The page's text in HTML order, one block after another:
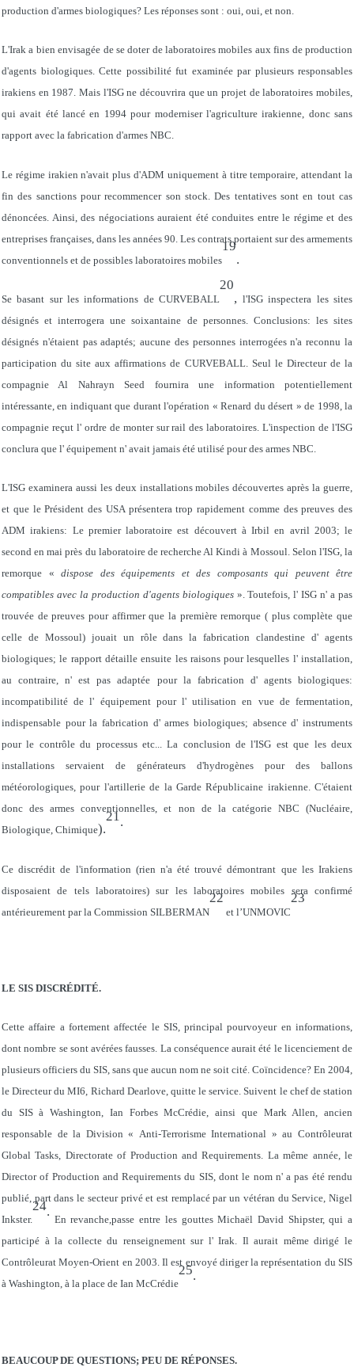
production d'armes biologiques? Les réponses sont : oui, oui, et non.
L'Irak a bien envisagée de se doter de laboratoires mobiles aux fins de production
d'agents biologiques. Cette possibilité fut examinée par plusieurs responsables
irakiens en 1987. Mais l'ISG ne découvrira que un projet de laboratoires mobiles,
qui avait été lancé en 1994 pour moderniser l'agriculture irakienne, donc sans
rapport avec la fabrication d'armes NBC.
Le régime irakien n'avait plus d'ADM uniquement à titre temporaire, attendant la
fin des sanctions pour recommencer son stock. Des tentatives sont en tout cas
dénoncées. Ainsi, des négociations auraient été conduites entre le régime et des
entreprises françaises, dans les années 90. Les contrats portaient sur des armements
conventionnels et de possibles laboratoires mobiles
19
.
Se basant sur les informations de CURVEBALL
20
,l'ISG inspectera les sites
désignés et interrogera une soixantaine de personnes. Conclusions: les sites
désignés n'étaient pas adaptés; aucune des personnes interrogées n'a reconnu la
participation du site aux affirmations de CURVEBALL. Seul le Directeur de la
compagnie Al Nahrayn Seed fournira une information potentiellement
intéressante, en indiquant que durant l'opération « Renard du désert » de 1998, la
compagnie reçut l' ordre de monter sur rail des laboratoires. L'inspection de l'ISG
conclura que l' équipement n' avait jamais été utilisé pour des armes NBC.
L'ISG examinera aussi les deux installations mobiles découvertes après la guerre,
et que le Président des USA présentera trop rapidement comme des preuves des
ADM irakiens: Le premier laboratoire est découvert à Irbil en avril 2003; le
second en mai près du laboratoire de recherche Al Kindi à Mossoul. Selon l'ISG, la
remorque « dispose des équipements et des composants qui peuvent être
compatibles avec la production d'agents biologiques». Toutefois, l' ISG n' a pas
trouvée de preuves pour affirmer que la première remorque ( plus complète que
celle de Mossoul) jouait un rôle dans la fabrication clandestine d' agents
biologiques; le rapport détaille ensuite les raisons pour lesquelles l' installation,
au contraire, n' est pas adaptée pour la fabrication d' agents biologiques:
incompatibilité de l' équipement pour l' utilisation en vue de fermentation,
indispensable pour la fabrication d' armes biologiques; absence d' instruments
pour le contrôle du processus etc... La conclusion de l'ISG est que les deux
installations servaient de générateurs d'hydrogènes pour des ballons
météorologiques, pour l'artillerie de la Garde Républicaine irakienne. C'étaient
donc des armes conventionnelles, et non de la catégorie NBC (Nucléaire,
Biologique, Chimique).
21.
Ce discrédit de l'information (rien n'a été trouvé démontrant que les Irakiens
disposaient de tels laboratoires) sur les laboratoires mobiles sera confirmé
antérieurement par la Commission SILBERMAN
22
et l’UNMOVIC
23
LE SIS DISCRÉDITÉ.
Cette affaire a fortement affectée le SIS, principal pourvoyeur en informations,
dont nombre se sont avérées fausses. La conséquence aurait été le licenciement de
plusieurs officiers du SIS, sans que aucun nom ne soit cité. Coïncidence? En 2004,
le Directeur du MI6, Richard Dearlove, quitte le service. Suivent le chef de station
du SIS à Washington, Ian Forbes McCrédie, ainsi que Mark Allen, ancien
responsable de la Division « Anti-Terrorisme International » au Contrôleurat
Global Tasks, Directorate of Production and Requirements. La même année, le
Director of Production and Requirements du SIS, dont le nom n' a pas été rendu
publié, part dans le secteur privé et est remplacé par un vétéran du Service, Nigel
Inkster.
24.
En revanche,passe entre les gouttes Michaël David Shipster, qui a
participé à la collecte du renseignement sur l' Irak. Il aurait même dirigé le
Contrôleurat Moyen-Orient en 2003. Il est envoyé diriger la représentation du SIS
à Washington, à la place de Ian McCrédie
25.
BEAUCOUP DE QUESTIONS; PEU DE RÉPONSES.